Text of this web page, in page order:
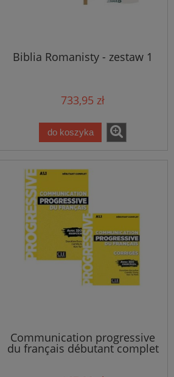
Biblia Romanisty - zestaw 1
733,95 zł
do koszyka
Communication progressive
du français débutant complet